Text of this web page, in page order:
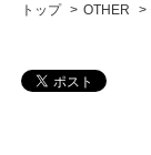
トップ OTHER